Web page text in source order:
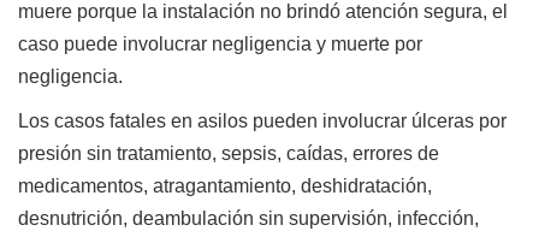
muere porque la instalación no brindó atención segura, el
caso puede involucrar negligencia y muerte por
negligencia.
Los casos fatales en asilos pueden involucrar úlceras por
presión sin tratamiento, sepsis, caídas, errores de
medicamentos, atragantamiento, deshidratación,
desnutrición, deambulación sin supervisión, infección,